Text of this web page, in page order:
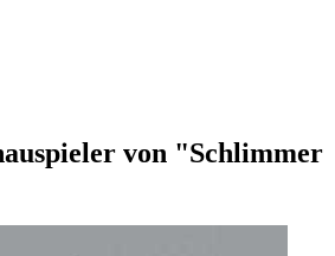
von "Schlimmer